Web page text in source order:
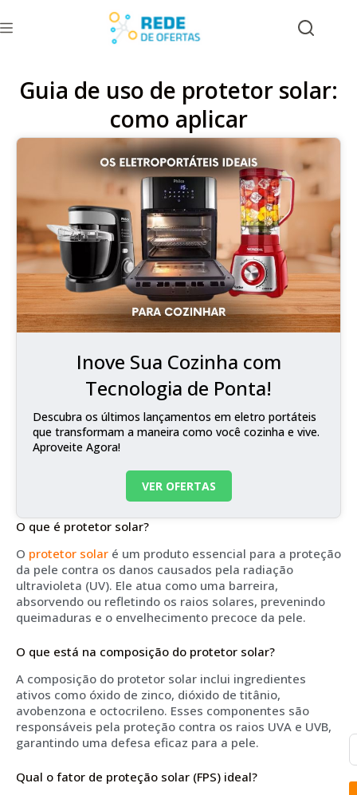
Guia de uso de protetor solar:
como aplicar
Inove Sua Cozinha com
Tecnologia de Ponta!
Descubra os últimos lançamentos em eletro portáteis
que transformam a maneira como você cozinha e vive.
Aproveite Agora!
VER OFERTAS
O que é protetor solar?
O protetor solar é um produto essencial para a proteção
da pele contra os danos causados pela radiação
ultravioleta (UV). Ele atua como uma barreira,
absorvendo ou refletindo os raios solares, prevenindo
queimaduras e o envelhecimento precoce da pele.
O que está na composição do protetor solar?
A composição do protetor solar inclui ingredientes
ativos como óxido de zinco, dióxido de titânio,
avobenzona e octocrileno. Esses componentes são
responsáveis pela proteção contra os raios UVA e UVB,
garantindo uma defesa eficaz para a pele.
Qual o fator de proteção solar (FPS) ideal?